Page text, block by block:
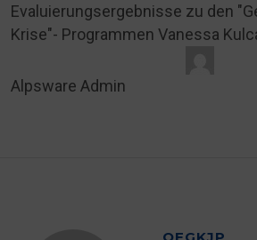
Evaluierungsergebnisse zu den
Krise"- Programmen Vanessa
Alpsware Admin
OEGKJP